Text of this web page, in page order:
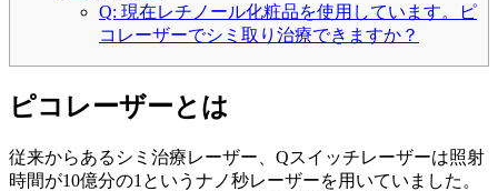
Q: 現在レチノール化粧品を使用しています。ピ
コレーザーでシミ取り治療できますか？
ピコレーザーとは
従来からあるシミ治療レーザー、Qスイッチレーザーは照射
時間が10億分の1というナノ秒レーザーを用いていました。